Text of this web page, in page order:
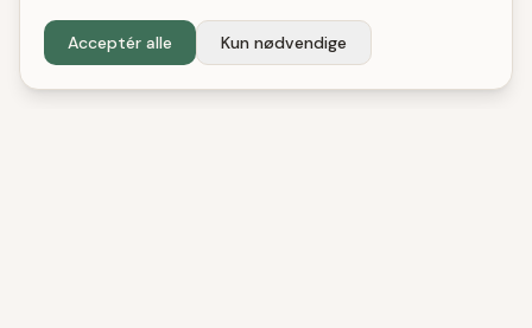
Acceptér alle Kun nødvendige